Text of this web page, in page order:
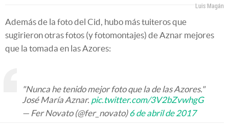
Luis Magán
Además de la foto del Cid, hubo más tuiteros que
sugirieron otras fotos (y fotomontajes) de Aznar mejores
que la tomada en las Azores:
"Nunca he tenido mejor foto que la de las Azores."
José María Aznar. pic.twitter.com/3V2bZvwhgG
— Fer Novato (@fer_novato)6 de abril de 2017